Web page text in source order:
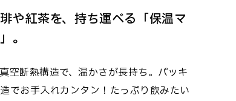
や紅茶を、持ち運べる「保温マ
。
空断熱構造で、温かさが長持ち。パッキ
でお手入れカンタン！たっぷり飲みたい